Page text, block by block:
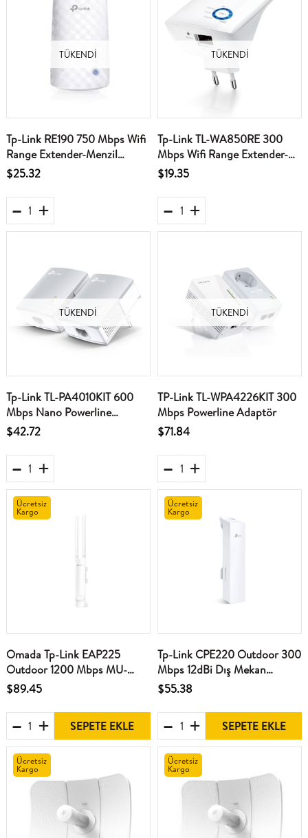
TÜKENDI
Tp-Link RE190 750 Mbps Wifi
Range Extender-Menzil
Genişletici AC750
$25.32
TÜKENDI
Tp-Link TL-WA850RE 300
Mbps Wifi Range Extender-
Menzil Genişletici
$19.35
TÜKENDI
Tp-Link TL-PA4010KIT 600
Mbps Nano Powerline
Adaptör
$42.72
TÜKENDI
TP-Link TL-WPA4226KIT 300
Mbps Powerline Adaptör
$71.84
Omada Tp-Link EAP225
Outdoor 1200 Mbps MU-
MIMO Kablosuz Dış Mekan
Access Point
$89.45
SEPETE EKLE
Ücretsiz
Kargo
Tp-Link CPE220 Outdoor 300
Mbps 12dBi Dış Mekan
Access Point
$55.38
SEPETE EKLE
Ücretsiz
Kargo
Ücretsiz
Kargo
Ücretsiz
Kargo